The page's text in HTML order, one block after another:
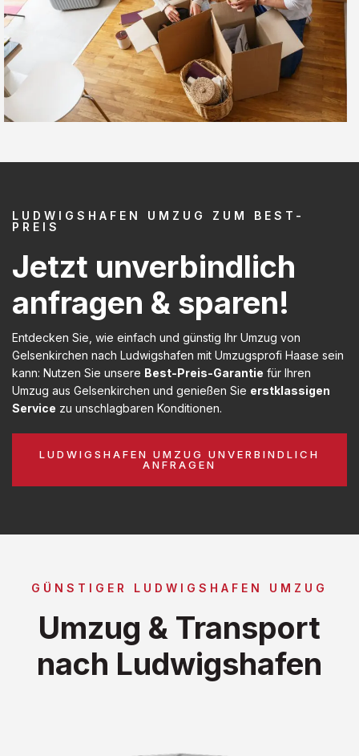
LUDWIGSHAFEN UMZUG ZUM BEST-
PREIS
Jetzt unverbindlich
anfragen & sparen!
Entdecken Sie, wie einfach und günstig Ihr Umzug von
Gelsenkirchen nach Ludwigshafen mit Umzugsprofi Haase sein
kann: Nutzen Sie unsere Best-Preis-Garantie für Ihren
Umzug aus Gelsenkirchen und genießen Sie erstklassigen
Service zu unschlagbaren Konditionen.
LUDWIGSHAFEN UMZUG UNVERBINDLICH
ANFRAGEN
GÜNSTIGER LUDWIGSHAFEN UMZUG
Umzug & Transport
nach Ludwigshafen